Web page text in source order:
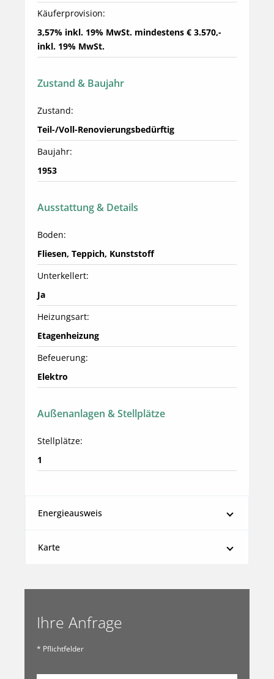
Käuferprovision:
3,57% inkl. 19% MwSt. mindestens € 3.570,-
inkl. 19% MwSt.
Zustand & Baujahr
Zustand:
Teil-/Voll-Renovierungsbedürftig
Baujahr:
1953
Ausstattung & Details
Boden:
Fliesen, Teppich, Kunststoff
Unterkellert:
Ja
Heizungsart:
Etagenheizung
Befeuerung:
Elektro
Außenanlagen & Stellplätze
Stellplätze:
1
Energieausweis
Karte
Ihre Anfrage
* Pflichtfelder